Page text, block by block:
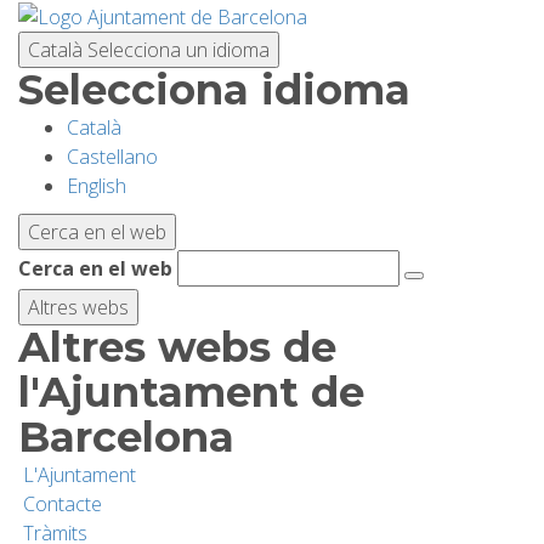
Català Selecciona un idioma
Selecciona idioma
Català
Castellano
English
Cerca en el web
Cerca en el web
Altres webs
Altres webs de
l'Ajuntament de
Barcelona
L'Ajuntament
Contacte
Tràmits
Vés
contingut
PLANIFICA LA VISITA
BIODIVERSITAT
ACTIVITATS
ESCOLES
RECERCA I CONSERVACIÓ
SOSTENIBILITAT